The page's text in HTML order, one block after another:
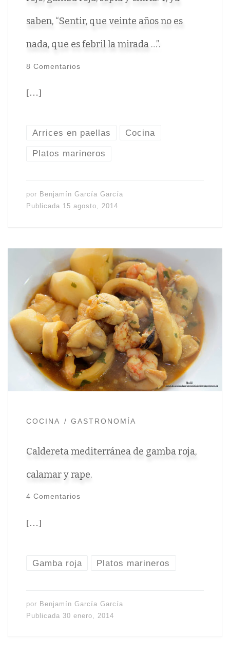
saben, “Sentir, que veinte años no es
nada, que es febril la mirada …”.
8 Comentarios
[…]
Arrices en paellas Cocina
Platos marineros
por Benjamín García García
Publicada 15 agosto, 2014
COCINA GASTRONOMÍA
Caldereta mediterránea de gamba roja,
calamar y rape.
4 Comentarios
[…]
Gamba roja Platos marineros
por Benjamín García García
Publicada 30 enero, 2014